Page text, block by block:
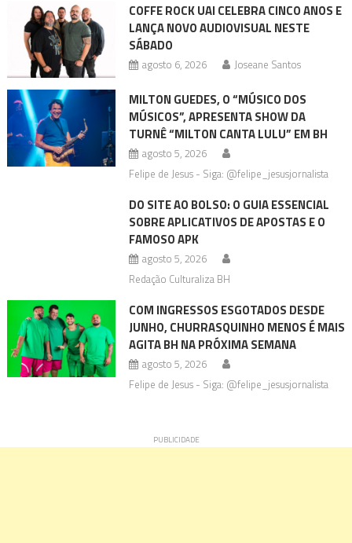
COFFE ROCK UAI CELEBRA CINCO ANOS E
LANÇA NOVO AUDIOVISUAL NESTE
SÁBADO
agosto 6, 2026 Joseane Santos
MILTON GUEDES, O “MÚSICO DOS
MÚSICOS”, APRESENTA SHOW DA
TURNÊ “MILTON CANTA LULU” EM BH
agosto 5, 2026
Felipe de Jesus - Siga: @felipe_jesusjornalista
DO SITE AO BOLSO: O GUIA ESSENCIAL
SOBRE APLICATIVOS DE APOSTAS E O
FAMOSO APK
agosto 5, 2026
Redação Culturaliza BH
COM INGRESSOS ESGOTADOS DESDE
JUNHO, CHURRASQUINHO MENOS É MAIS
AGITA BH NA PRÓXIMA SEMANA
agosto 5, 2026
Felipe de Jesus - Siga: @felipe_jesusjornalista